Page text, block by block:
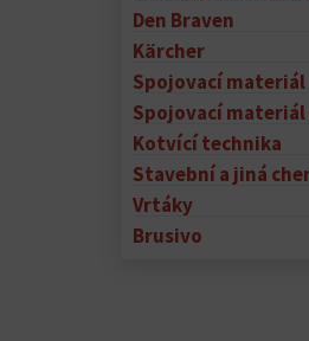
Den Braven
Kärcher
Spojovací materiál
Spojovací materiál
Kotvící technika
Stavební a jiná
Vrtáky
Brusivo